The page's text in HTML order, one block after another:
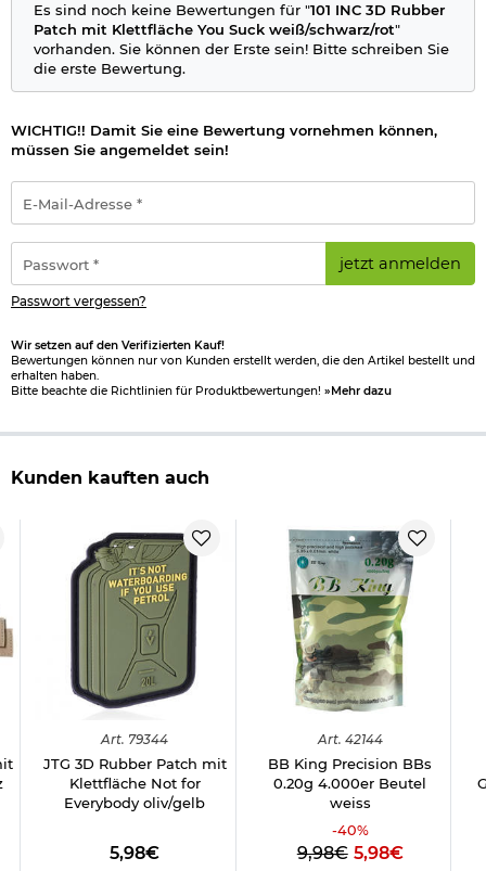
Es sind noch keine Bewertungen für "101 INC 3D Rubber
Patch mit Klettfläche You Suck weiß/schwarz/rot"
vorhanden. Sie können der Erste sein! Bitte schreiben Sie
die erste Bewertung.
WICHTIG!! Damit Sie eine Bewertung vornehmen können,
müssen Sie angemeldet sein!
Mail-
Adresse
*
jetzt anmelden
Passwort vergessen?
Wir setzen auf den Verifizierten Kauf!
Bewertungen können nur von Kunden erstellt werden, die den Artikel bestellt und
erhalten haben.
Bitte beachte die Richtlinien für Produktbewertungen! »Mehr dazu
Kunden kauften auch
Art. 79344
JTG 3D Rubber Patch mit
Klettfläche Not for
Everybody oliv/gelb
5,98€
Art. 42144
BB King Precision BBs
0.20g 4.000er Beutel
weiss
-40%
9,98€ 5,98€